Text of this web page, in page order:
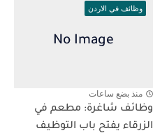
وظائف في الاردن
منذ بضع ساعات
وظائف شاغرة: مطعم في
الزرقاء يفتح باب التوظيف